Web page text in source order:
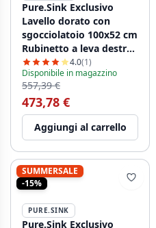
Pure.Sink Exclusivo
Lavello dorato con
sgocciolatoio 100x52 cm
Rubinetto a leva destro
PEX47100RT-60
4.0(1)
Disponibile in magazzino
557,39 €
473,78 €
Aggiungi al carrello
SUMMERSALE
-15%
PURE.SINK
Pure.Sink Exclusivo